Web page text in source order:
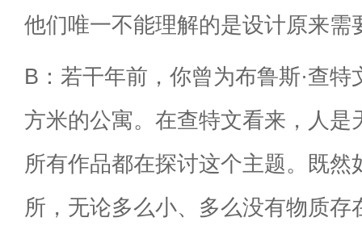
他们唯一不能理解的是设计原来需
B：若干年前，你曾为布鲁斯·查
方米的公寓。在查特文看来，人是
所有作品都在探讨这个主题。既然
所，无论多么小、多么没有物质存